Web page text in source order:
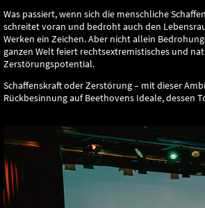
Was passiert, wenn sich die menschliche
schreitet voran und bedroht auch den
Werken ein Zeichen. Aber nicht allein
ganzen Welt feiert rechtsextremistisches und
Zerstörungspotential.
Schaffenskraft oder Zerstörung – mit dieser
Rückbesinnung auf Beethovens Ideale, dessen